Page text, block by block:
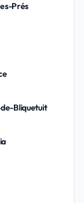
Prés
Bliquetuit